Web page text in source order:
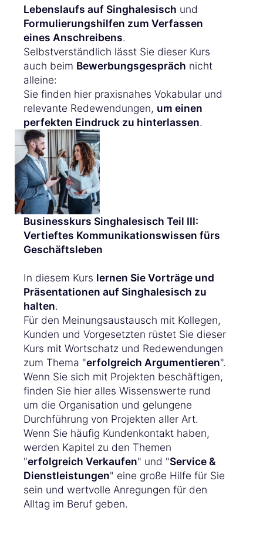
Lebenslaufs auf Singhalesisch und
Formulierungshilfen zum Verfassen
eines Anschreibens.
Selbstverständlich lässt Sie dieser Kurs
auch beim Bewerbungsgespräch nicht
alleine:
Sie finden hier praxisnahes Vokabular und
relevante Redewendungen, um einen
perfekten Eindruck zu hinterlassen.
Businesskurs Singhalesisch Teil III:
Vertieftes Kommunikationswissen fürs
Geschäftsleben
In diesem Kurs lernen Sie Vorträge und
Präsentationen auf Singhalesisch zu
halten.
Für den Meinungsaustausch mit Kollegen,
Kunden und Vorgesetzten rüstet Sie dieser
Kurs mit Wortschatz und Redewendungen
zum Thema "erfolgreich Argumentieren".
Wenn Sie sich mit Projekten beschäftigen,
finden Sie hier alles Wissenswerte rund
um die Organisation und gelungene
Durchführung von Projekten aller Art.
Wenn Sie häufig Kundenkontakt haben,
werden Kapitel zu den Themen
"erfolgreich Verkaufen" und "Service &
Dienstleistungen" eine große Hilfe für Sie
sein und wertvolle Anregungen für den
Alltag im Beruf geben.